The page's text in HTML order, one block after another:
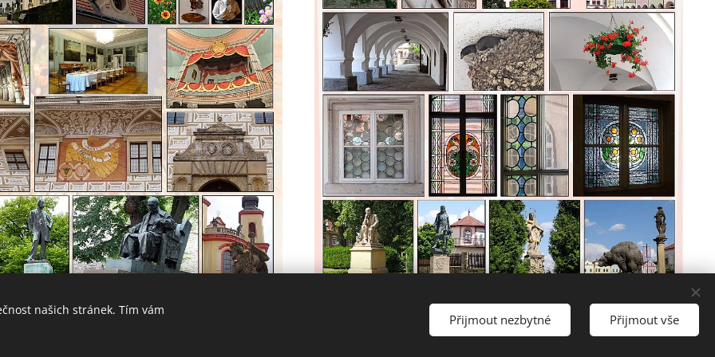
našich stránek. Tím vám
Přijmout nezbytné Přijmout vše